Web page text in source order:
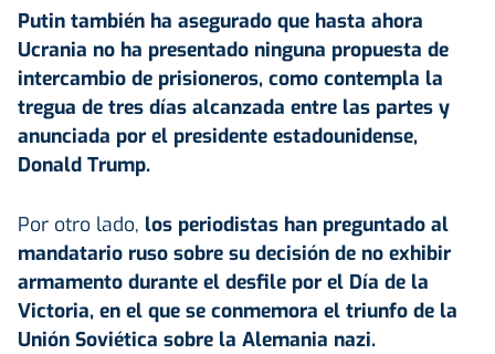
Putin también ha asegurado que hasta ahora
Ucrania no ha presentado ninguna propuesta de
intercambio de prisioneros, como contempla la
tregua de tres días alcanzada entre las partes y
anunciada por el presidente estadounidense,
Donald Trump.
Por otro lado, los periodistas han preguntado al
mandatario ruso sobre su decisión de no exhibir
armamento durante el desfile por el Día de la
Victoria, en el que se conmemora el triunfo de la
Unión Soviética sobre la Alemania nazi.